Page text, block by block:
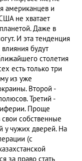
американцев и
не хватает
Даже в
И эта тенденция
будут
столетия
есть только три
из уже
Второй -
Третий -
Проще
свои собственные
у чужих дверей. На
(с
за право стать